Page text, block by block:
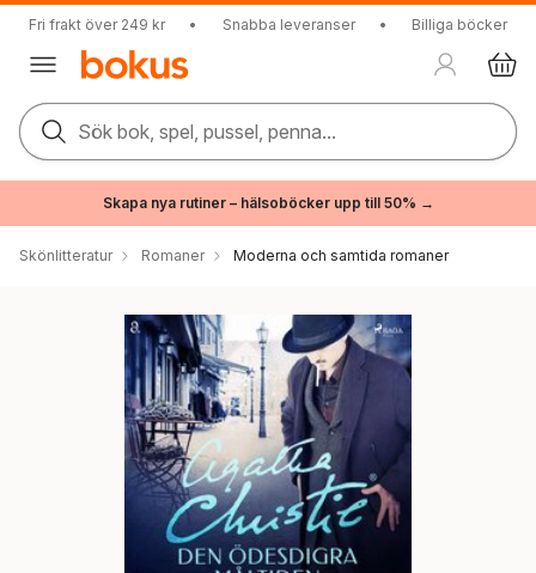
Fri frakt över 249 kr • Snabba leveranser • Billiga böcker
Sök bok, spel, pussel, penna...
Skapa nya rutiner – hälsoböcker upp till 50% →
Skönlitteratur Romaner Moderna och samtida romaner